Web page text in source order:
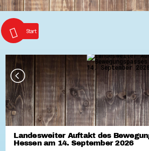
Ansprechpartner
Ehrenamt hat viele
Finde dein
Ehrenamtssuchmaschine
Koordinierungszentren
Engagierte Stadt
Freiwilligendienste
Freiwilligentage
Hessen hilft Ukraine
Zeig uns
Wettbewerb |
Wettbewerb | 80 Jahre
mit Herz
8 Vereine x 80 Jahre x
Start
Landesweiter Auftakt des
Hessen am 14. September 2026